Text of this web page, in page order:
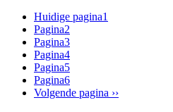
Huidige pagina1
Pagina2
Pagina3
Pagina4
Pagina5
Pagina6
Volgende pagina ››